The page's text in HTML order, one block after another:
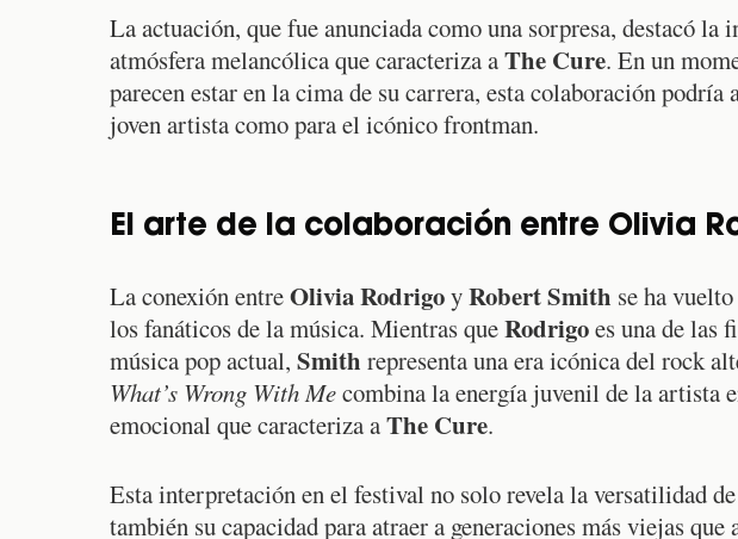
La actuación, que fue anunciada como una sorpresa, destacó la
atmósfera melancólica que caracteriza aThe Cure. En un
parecen estar en la cima de su carrera, esta colaboración
joven artista como para el icónico frontman.
El arte de la colaboración entre Olivia
La conexión entreOlivia RodrigoyRobert Smith se ha
los fanáticos de la música. Mientras queRodrigoes una de las
música pop actual, Smith representa una era icónica del rock
What’s Wrong With Mecombina la energía juvenil de la artista
emocional que caracteriza aThe Cure.
Esta interpretación en el festival no solo revela la versatilidad de
también su capacidad para atraer a generaciones más viejas